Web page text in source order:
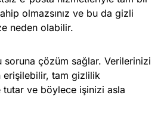
olmazsınız ve bu da gizli
neden olabilir.
soruna çözüm sağlar. Verilerinizi
erişilebilir, tam gizlilik
tutar ve böylece işinizi asla